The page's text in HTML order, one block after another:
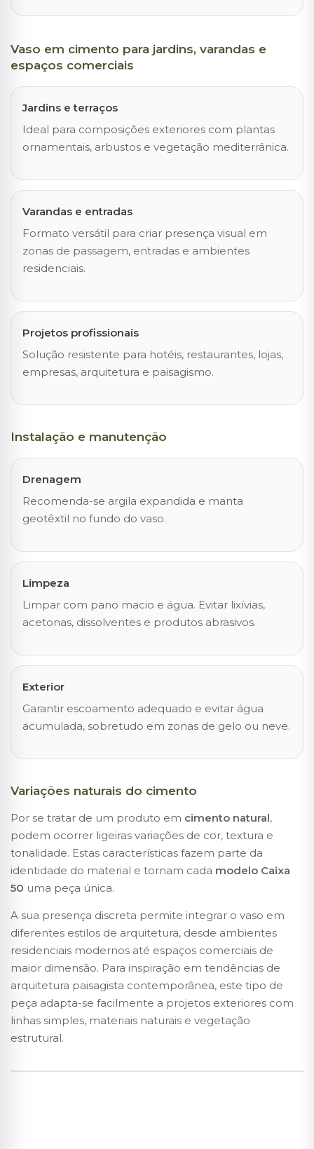
Vaso em cimento para jardins, varandas e
espaços comerciais
Jardins e terraços
Ideal para composições exteriores com plantas
ornamentais, arbustos e vegetação mediterrânica.
Varandas e entradas
Formato versátil para criar presença visual em
zonas de passagem, entradas e ambientes
residenciais.
Projetos profissionais
Solução resistente para hotéis, restaurantes, lojas,
empresas, arquitetura e paisagismo.
Instalação e manutenção
Drenagem
Recomenda-se argila expandida e manta
geotêxtil no fundo do vaso.
Limpeza
Limpar com pano macio e água. Evitar lixívias,
acetonas, dissolventes e produtos abrasivos.
Exterior
Garantir escoamento adequado e evitar água
acumulada, sobretudo em zonas de gelo ou neve.
Variações naturais do cimento
Por se tratar de um produto em cimento natural,
podem ocorrer ligeiras variações de cor, textura e
tonalidade. Estas características fazem parte da
identidade do material e tornam cada modelo Caixa
50 uma peça única.
A sua presença discreta permite integrar o vaso em
diferentes estilos de arquitetura, desde ambientes
residenciais modernos até espaços comerciais de
maior dimensão. Para inspiração em tendências de
arquitetura paisagista contemporânea, este tipo de
peça adapta-se facilmente a projetos exteriores com
linhas simples, materiais naturais e vegetação
estrutural.